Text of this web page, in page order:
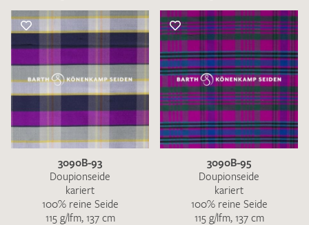
3090B-93
Doupionseide
kariert
100% reine Seide
115 g/lfm, 137 cm
3090B-95
Doupionseide
kariert
100% reine Seide
115 g/lfm, 137 cm